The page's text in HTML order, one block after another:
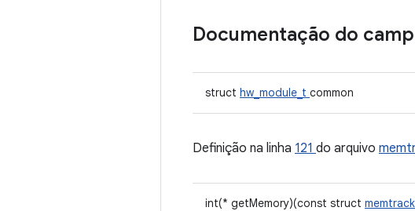
Documentação do
struct hw_module_t common
Definição na linha 121 do arquivo
int(* getMemory)(const struct